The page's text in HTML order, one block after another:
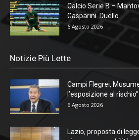
Calcio Serie B –
Gasparini. Duello...
6 Agosto 2026
Notizie Più Lette
Campi Flegrei,
l’esposizione al rischio”
6 Agosto 2026
Lazio, proposta di